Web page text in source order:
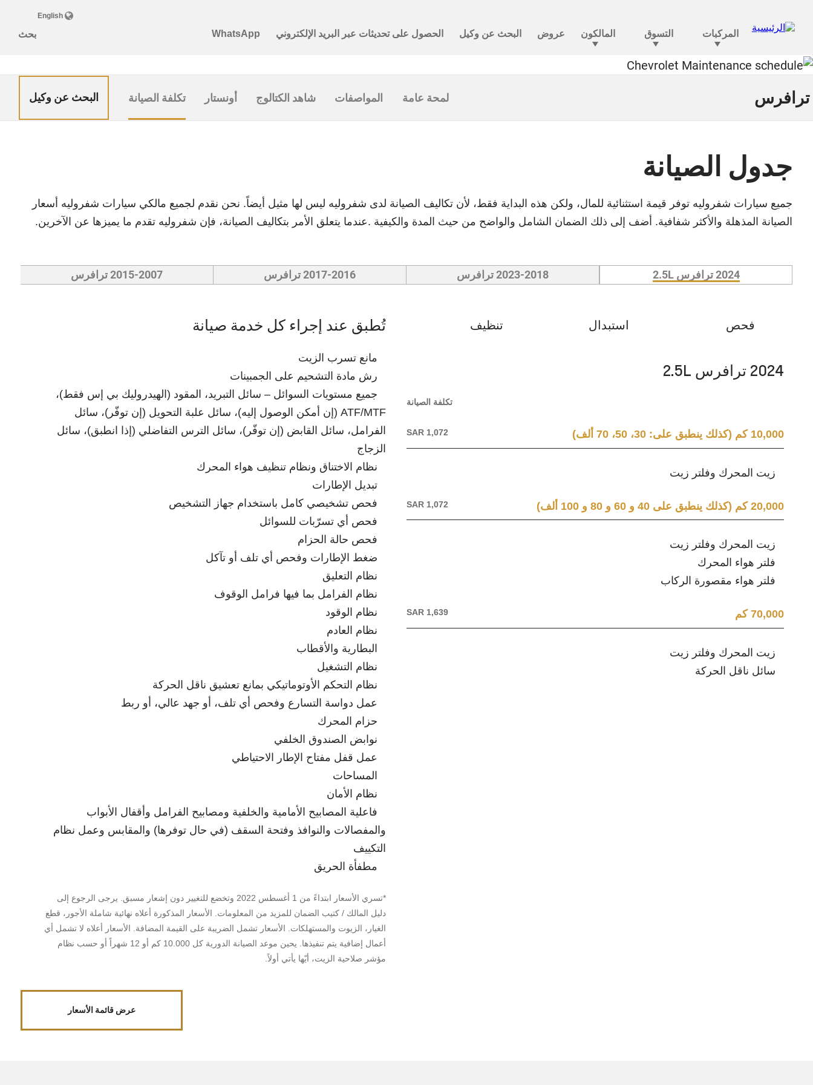
ترافرس لمحة عامة المواصفات شاهد الكتالوج أونستار تكلفة الصيانة البحث عن وكيل
جدول الصيانة
جميع سيارات شفروليه توفر قيمة استثنائية للمال، ولكن هذه البداية فقط، لأن تكاليف الصيانة لدى شفروليه ليس لها مثيل أيضاً. نحن نقدم لجميع مالكي سيارات شفروليه أسعار
الصيانة المذهلة والأكثر شفافية. أضف إلى ذلك الضمان الشامل والواضح من حيث المدة والكيفية .عندما يتعلق الأمر بتكاليف الصيانة، فإن شفروليه تقدم ما يميزها عن الآخرين.
2024 ترافرس 2.5L 2023-2018 ترافرس 2017-2016 ترافرس 2015-2007 ترافرس
فحص استبدال تنظيف
2024 ترافرس 2.5L
تكلفة الصيانة
10,000 كم (كذلك ينطبق على: 30، 50، 70 ألف) SAR 1,072
زيت المحرك وفلتر زيت
20,000 كم (كذلك ينطبق على 40 و 60 و 80 و 100 ألف) SAR 1,072
زيت المحرك وفلتر زيت
فلتر هواء المحرك
فلتر هواء مقصورة الركاب
70,000 كم SAR 1,639
زيت المحرك وفلتر زيت
سائل ناقل الحركة
تُطبق عند إجراء كل خدمة صيانة
مانع تسرب الزيت
رش مادة التشحيم على الجمبينات
جميع مستويات السوائل – سائل التبريد، المقود (الهيدروليك بي إس فقط)،
ATF/MTF (إن أمكن الوصول إليه)، سائل علبة التحويل (إن توفّر)، سائل
الفرامل، سائل القابض (إن توفّر)، سائل الترس التفاضلي (إذا انطبق)، سائل
الزجاج
نظام الاختناق ونظام تنظيف هواء المحرك
تبديل الإطارات
فحص تشخيصي كامل باستخدام جهاز التشخيص
فحص أي تسرّبات للسوائل
فحص حالة الحزام
ضغط الإطارات وفحص أي تلف أو تآكل
نظام التعليق
نظام الفرامل بما فيها فرامل الوقوف
نظام الوقود
نظام العادم
البطارية والأقطاب
نظام التشغيل
نظام التحكم الأوتوماتيكي بمانع تعشيق ناقل الحركة
عمل دواسة التسارع وفحص أي تلف، أو جهد عالي، أو ربط
حزام المحرك
نوابض الصندوق الخلفي
عمل قفل مفتاح الإطار الاحتياطي
المساحات
نظام الأمان
فاعلية المصابيح الأمامية والخلفية ومصابيح الفرامل وأقفال الأبواب
والمفصالات والنوافذ وفتحة السقف (في حال توفرها) والمقابس وعمل نظام
التكييف
مطفأة الحريق
*تسري الأسعار ابتداءً من 1 أغسطس 2022 وتخضع للتغيير دون إشعار مسبق. يرجى الرجوع إلى
دليل المالك / كتيب الضمان للمزيد من المعلومات. الأسعار المذكورة أعلاه نهائية شاملة الأجور، قطع
الغيار، الزيوت والمستهلكات. الأسعار تشمل الضريبة على القيمة المضافة. الأسعار أعلاه لا تشمل أي
أعمال إضافية يتم تنفيذها. يحين موعد الصيانة الدورية كل 10.000 كم أو 12 شهراً أو حسب نظام
مؤشر صلاحية الزيت، أيّها يأتي أولاً.
عرض قائمة الأسعار